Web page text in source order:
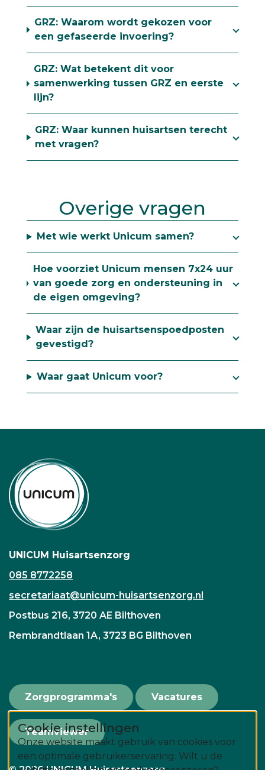
Cookie instellingen
Onze website maakt gebruik van cookies voor
een optimale gebruikerservaring. Wilt u de
GRZ: Waarom wordt gekozen voor
een gefaseerde invoering?
GRZ: Wat betekent dit voor
samenwerking tussen GRZ en eerste
lijn?
GRZ: Waar kunnen huisartsen terecht
met vragen?
Overige vragen
Met wie werkt Unicum samen?
Hoe voorziet Unicum mensen 7x24 uur
van goede zorg en ondersteuning in
de eigen omgeving?
Waar zijn de huisartsenspoedposten
gevestigd?
Waar gaat Unicum voor?
UNICUM Huisartsenzorg
085 8772258
secretariaat@unicum-huisartsenzorg.nl
Postbus 216, 3720 AE Bilthoven
Rembrandtlaan 1A, 3723 BG Bilthoven
Zorgprogramma's Vacatures
Teamviewer